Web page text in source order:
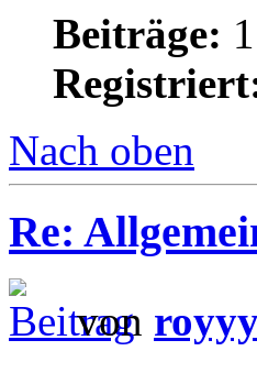
Beiträge: 1
Nach oben
Re:
von